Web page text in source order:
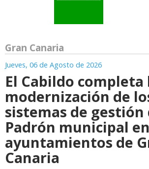
Gran Canaria
Jueves, 06 de Agosto de 2026
El Cabildo completa
modernización de
sistemas de gestión
Padrón municipal
ayuntamientos de
Canaria